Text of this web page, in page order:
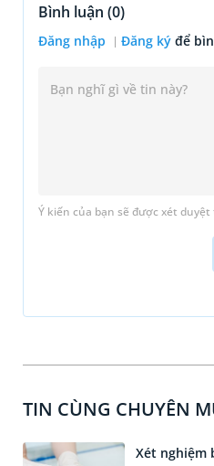
Bình luận (0)
Đăng nhập Đăng ký để
Ý kiến của bạn sẽ được xét
TIN CÙNG CHUYÊN
Xét nghiệm